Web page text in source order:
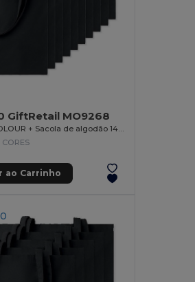
GiftRetail MO9268
CORES
ao Carrinho